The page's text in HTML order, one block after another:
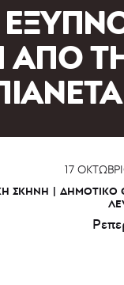
ΑΠΟ
17
ΣΚΗΝΉ
ΔΗΜΟΤΙΚΌ